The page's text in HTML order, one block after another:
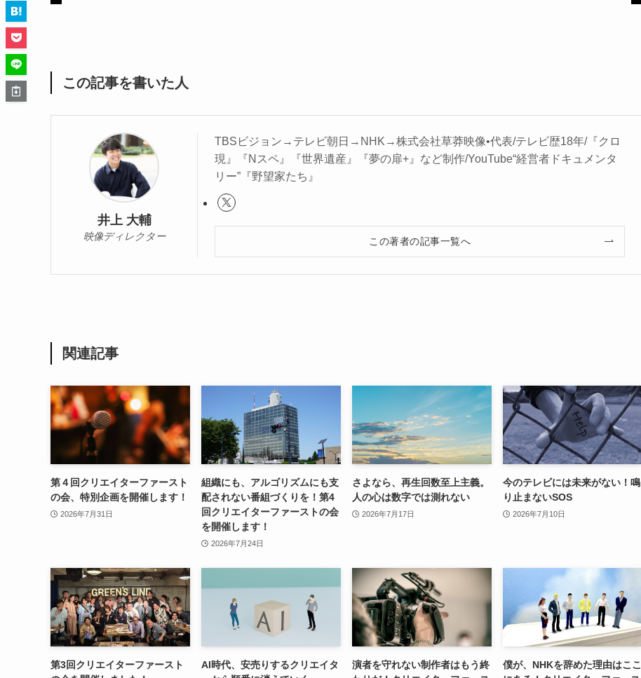
この記事を書いた人
井上 大輔
映像ディレクター
TBSビジョン→テレビ朝日→NHK→株式会社草莽映像•代表/テレビ歴18年/『クロ
現』『Nスペ』『世界遺産』『夢の扉+』など制作/YouTube“経営者ドキュメンタ
リー”『野望家たち』
この著者の記事一覧へ
関連記事
第４回クリエイターファースト
の会、特別企画を開催します！
2026年7月31日
組織にも、アルゴリズムにも支
配されない番組づくりを！第4
回クリエイターファーストの会
を開催します！
2026年7月24日
さよなら、再生回数至上主義。
人の心は数字では測れない
2026年7月17日
今のテレビには未来がない！鳴
り止まないSOS
2026年7月10日
第3回クリエイターファースト
AI時代、安売りするクリエイタ
演者を守れない制作者はもう終
僕が、NHKを辞めた理由はここ